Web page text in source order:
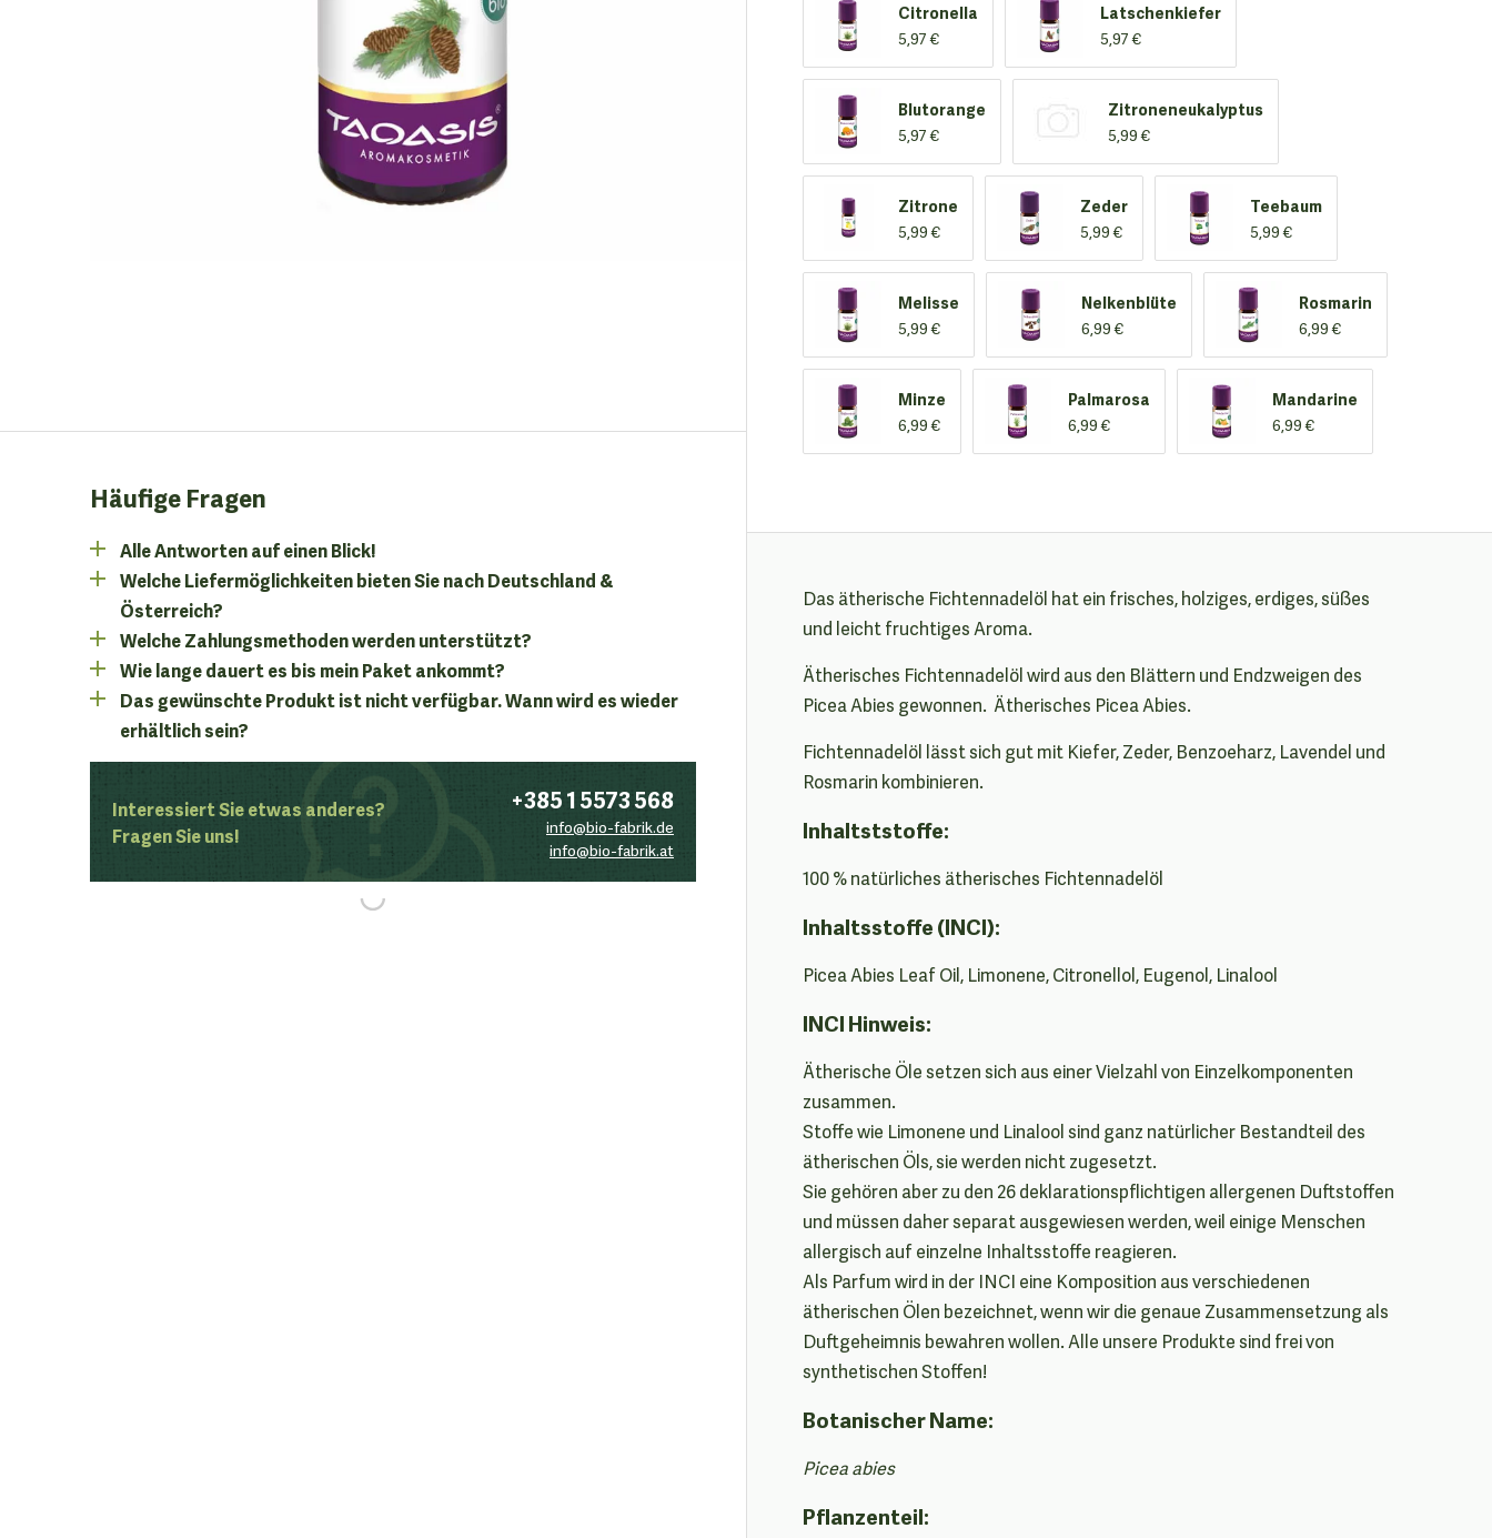
Häufige Fragen
Alle Antworten auf einen Blick!
Welche Liefermöglichkeiten bieten Sie nach Deutschland &
Österreich?
Welche Zahlungsmethoden werden unterstützt?
Wie lange dauert es bis mein Paket ankommt?
Das gewünschte Produkt ist nicht verfügbar. Wann wird es wieder
erhältlich sein?
Interessiert Sie etwas anderes?
Fragen Sie uns!
+385 1 5573 568
info@bio-fabrik.de
info@bio-fabrik.at
Citronella
5,97 €
Latschenkiefer
5,97 €
Blutorange
5,97 €
Zitroneneukalyptus
5,99 €
Zitrone
5,99 €
Zeder
5,99 €
Teebaum
5,99 €
Melisse
5,99 €
Nelkenblüte
6,99 €
Rosmarin
6,99 €
Minze
6,99 €
Palmarosa
6,99 €
Mandarine
6,99 €
Das ätherische Fichtennadelöl hat ein frisches, holziges, erdiges, süßes
und leicht fruchtiges Aroma.
Ätherisches Fichtennadelöl wird aus den Blättern und Endzweigen des
Picea Abies gewonnen. Ätherisches Picea Abies.
Fichtennadelöl lässt sich gut mit Kiefer, Zeder, Benzoeharz, Lavendel und
Rosmarin kombinieren.
Inhaltststoffe:
100 % natürliches ätherisches Fichtennadelöl
Inhaltsstoffe (INCI):
Picea Abies Leaf Oil, Limonene, Citronellol, Eugenol, Linalool
INCI Hinweis:
Ätherische Öle setzen sich aus einer Vielzahl von Einzelkomponenten
zusammen.
Stoffe wie Limonene und Linalool sind ganz natürlicher Bestandteil des
ätherischen Öls, sie werden nicht zugesetzt.
Sie gehören aber zu den 26 deklarationspflichtigen allergenen Duftstoffen
und müssen daher separat ausgewiesen werden, weil einige Menschen
allergisch auf einzelne Inhaltsstoffe reagieren.
Als Parfum wird in der INCI eine Komposition aus verschiedenen
ätherischen Ölen bezeichnet, wenn wir die genaue Zusammensetzung als
Duftgeheimnis bewahren wollen. Alle unsere Produkte sind frei von
synthetischen Stoffen!
Botanischer Name:
Picea abies
Pflanzenteil: